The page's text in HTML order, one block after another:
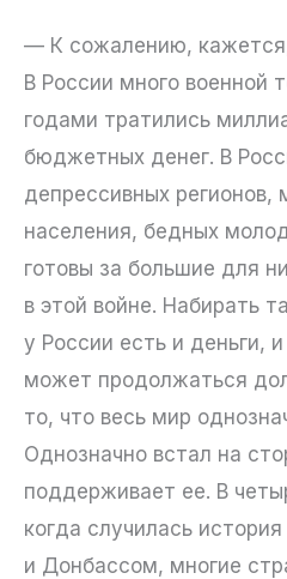
— К сожалению,
В России много военной
годами тратились
бюджетных денег. В
депрессивных регионов,
населения, бедных
готовы за большие для
в этой войне. Набирать
у России есть и деньги,
может продолжаться
то, что весь мир
Однозначно встал на
поддерживает ее. В
когда случилась
и Донбассом, многие